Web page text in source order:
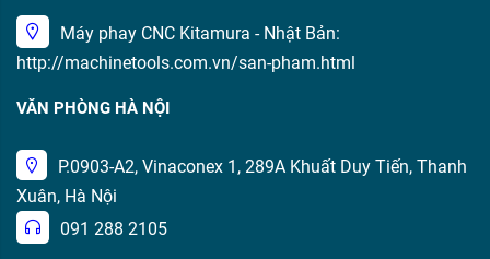
Máy phay CNC Kitamura - Nhật Bản:
http://machinetools.com.vn/san-pham.html
VĂN PHÒNG HÀ NỘI
P.0903-A2, Vinaconex 1, 289A Khuất Duy Tiến, Thanh
Xuân, Hà Nội
091 288 2105